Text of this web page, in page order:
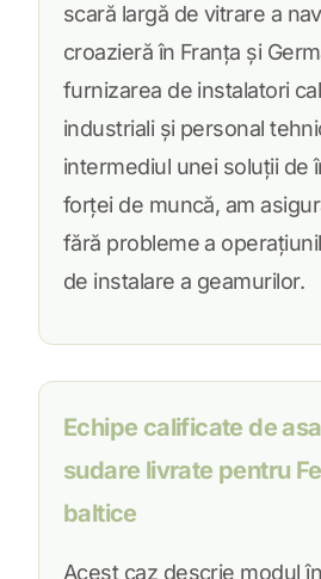
scară largă de vitrare a
croazieră în Franța și
furnizarea de instalatori
industriali și personal
intermediul unei soluții de
forței de muncă, am
fără probleme a
de instalare a geamurilor.
Echipe calificate de
sudare livrate pentru
baltice
Acest caz descrie modul